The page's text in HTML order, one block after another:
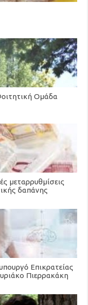
Ομάδα
μεταρρυθμίσεις
δαπάνης
Επικρατείας
Πιερρακάκη